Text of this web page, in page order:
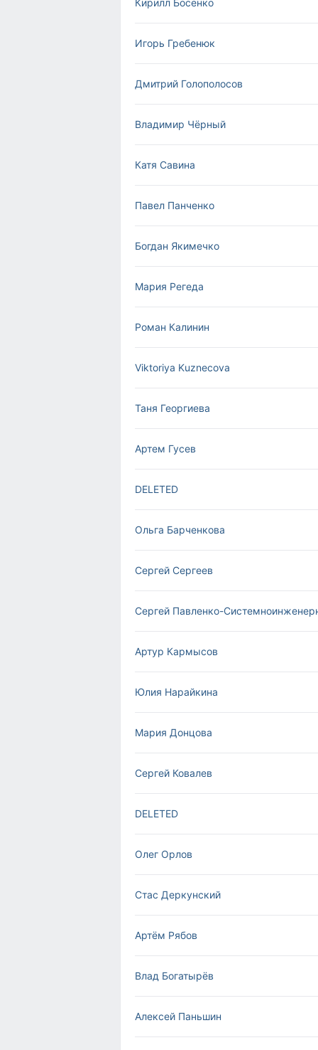
Кирилл Босенко
Игорь Гребенюк
Дмитрий Голополосов
Владимир Чёрный
Катя Савина
Павел Панченко
Богдан Якимечко
Мария Регеда
Роман Калинин
Viktoriya Kuznecova
Таня Георгиева
Артем Гусев
DELETED
Ольга Барченкова
Сергей Сергеев
Сергей Павленко-
Артур Кармысов
Юлия Нарайкина
Мария Донцова
Сергей Ковалев
DELETED
Олег Орлов
Стас Деркунский
Артём Рябов
Влад Богатырёв
Алексей Паньшин